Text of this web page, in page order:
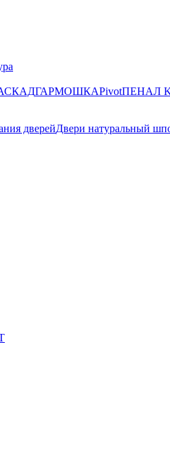
ГАРМОШКАPivotПЕНАЛ
дверейДвери натуральный